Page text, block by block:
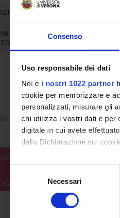
Consenso
Uso responsabile dei dati
Noi e i nostri 1022 partner
cookie per memorizzare e
personalizzati, misurare gli
chi utilizza i vostri dati e per
digitale in cui avete
dalla Dichiarazione sui
Con il tuo consenso,
raccogliere
digitali).
consenso
Necessari
DEL
Le
e
raccolti
La
Qui